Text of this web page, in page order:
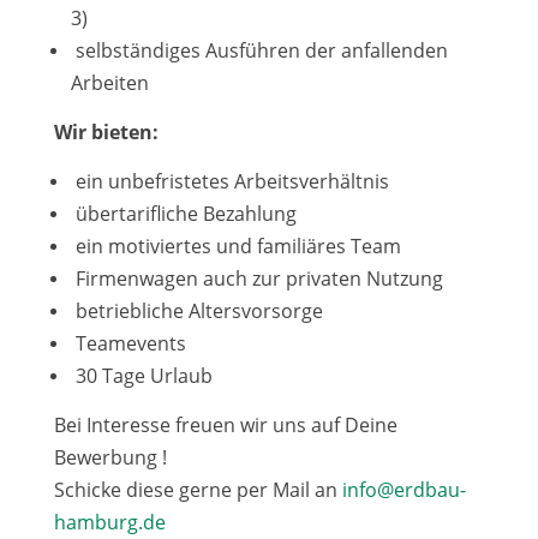
3)
selbständiges Ausführen der anfallenden
Arbeiten
Wir bieten:
ein unbefristetes Arbeitsverhältnis
übertarifliche Bezahlung
ein motiviertes und familiäres Team
Firmenwagen auch zur privaten Nutzung
betriebliche Altersvorsorge
Teamevents
30 Tage Urlaub
Bei Interesse freuen wir uns auf Deine
Bewerbung !
Schicke diese gerne per Mail an info@erdbau-
hamburg.de